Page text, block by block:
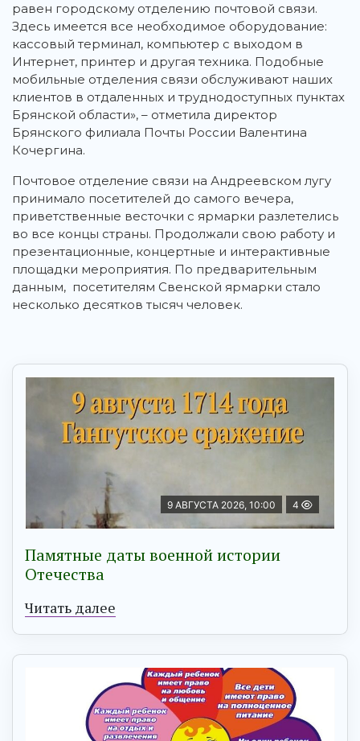
равен городскому отделению почтовой связи.
Здесь имеется все необходимое оборудование:
кассовый терминал, компьютер с выходом в
Интернет, принтер и другая техника. Подобные
мобильные отделения связи обслуживают наших
клиентов в отдаленных и труднодоступных пунктах
Брянской области», – отметила директор
Брянского филиала Почты России Валентина
Кочергина.
Почтовое отделение связи на Андреевском лугу
принимало посетителей до самого вечера,
приветственные весточки с ярмарки разлетелись
во все концы страны. Продолжали свою работу и
презентационные, концертные и интерактивные
площадки мероприятия. По предварительным
данным, посетителям Свенской ярмарки стало
несколько десятков тысяч человек.
9 АВГУСТА 2026, 10:00 4
Памятные даты военной истории
Отечества
Читать далее